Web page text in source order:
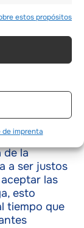
estos propósitos
de imprenta
social, que
en su
otras
de
de la
a ser justos
las
esto
tiempo que